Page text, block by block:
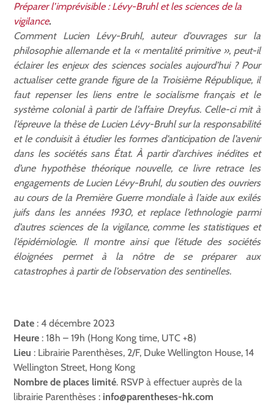
Préparer l’imprévisible : Lévy-Bruhl et les sciences de la
vigilance.
Comment Lucien Lévy-Bruhl, auteur d’ouvrages sur la
philosophie allemande et la « mentalité primitive », peut-il
éclairer les enjeux des sciences sociales aujourd’hui ? Pour
actualiser cette grande figure de la Troisième République, il
faut repenser les liens entre le socialisme français et le
système colonial à partir de l’affaire Dreyfus. Celle-ci mit à
l’épreuve la thèse de Lucien Lévy-Bruhl sur la responsabilité
et le conduisit à étudier les formes d’anticipation de l’avenir
dans les sociétés sans État. À partir d’archives inédites et
d’une hypothèse théorique nouvelle, ce livre retrace les
engagements de Lucien Lévy-Bruhl, du soutien des ouvriers
au cours de la Première Guerre mondiale à l’aide aux exilés
juifs dans les années 1930, et replace l’ethnologie parmi
d’autres sciences de la vigilance, comme les statistiques et
l’épidémiologie. Il montre ainsi que l’étude des sociétés
éloignées permet à la nôtre de se préparer aux
catastrophes à partir de l’observation des sentinelles.
Date : 4 décembre 2023
Heure : 18h – 19h (Hong Kong time, UTC +8)
Lieu : Librairie Parenthèses, 2/F, Duke Wellington House, 14
Wellington Street, Hong Kong
Nombre de places limité. RSVP à effectuer auprès de la
librairie Parenthèses : info@parentheses-hk.com